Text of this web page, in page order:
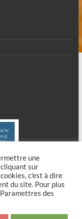
. All rights reserved. Theme
une
sur
c'est à dire
du site. Pour plus
des